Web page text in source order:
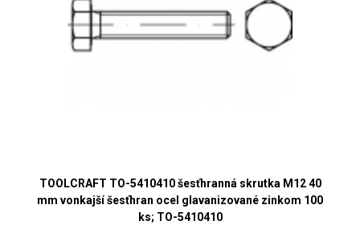
TOOLCRAFT TO-5410410 šesťhranná skrutka M12 40
mm vonkajší šesťhran ocel glavanizované zinkom 100
ks; TO-5410410